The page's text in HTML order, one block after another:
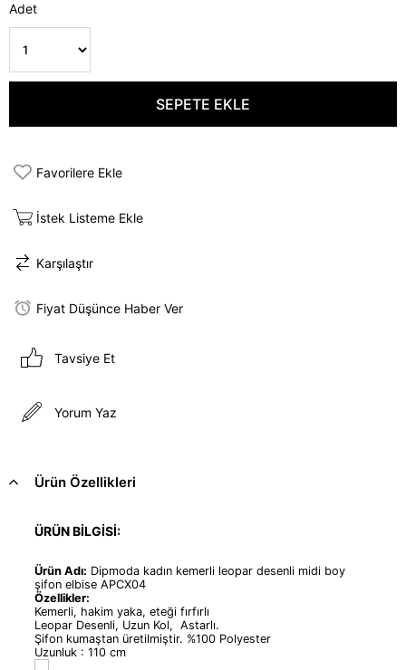
Adet
Favorilere Ekle
İstek Listeme Ekle
Karşılaştır
Fiyat Düşünce Haber Ver
Tavsiye Et
Yorum Yaz
Ürün Özellikleri
ÜRÜN BİLGİSİ:
Ürün Adı: Dipmoda kadın kemerli leopar desenli midi boy
şifon elbise APCX04
Özellikler:
Kemerli, hakim yaka, eteği fırfırlı
Leopar Desenli, Uzun Kol, Astarlı.
Şifon kumaştan üretilmiştir. %100 Polyester
Uzunluk : 110 cm